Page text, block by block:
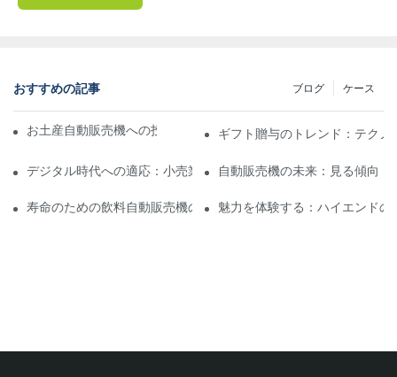
おすすめの記事 ケース
ブログ
お土産自動販売機への投資：成功のためのヒントギフト贈与のトレンド：テク
デジタル時代への適応：小売業者向けのレーザー自動販売機
自動販売機の未来：見る傾向
寿命のための飲料自動販売機のメンテナンスのヒントとトリック
魅力を体験する：ハイエンド